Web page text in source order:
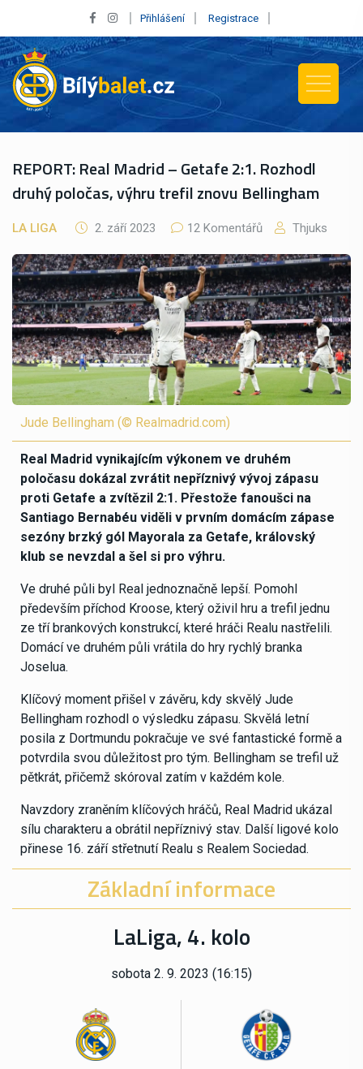
Přihlášení Registrace
REPORT: Real Madrid – Getafe 2:1. Rozhodl
druhý poločas, výhru trefil znovu Bellingham
LA LIGA 2. září 2023 12 Komentářů Thjuks
Jude Bellingham (© Realmadrid.com)
Real Madrid vynikajícím výkonem ve druhém
poločasu dokázal zvrátit nepříznivý vývoj zápasu
proti Getafe a zvítězil 2:1. Přestože fanoušci na
Santiago Bernabéu viděli v prvním domácím zápase
sezóny brzký gól Mayorala za Getafe, královský
klub se nevzdal a šel si pro výhru.
Ve druhé půli byl Real jednoznačně lepší. Pomohl
především příchod Kroose, který oživil hru a trefil jednu
ze tří brankových konstrukcí, které hráči Realu nastřelili.
Domácí ve druhém půli vrátila do hry rychlý branka
Joselua.
Klíčový moment přišel v závěru, kdy skvělý Jude
Bellingham rozhodl o výsledku zápasu. Skvělá letní
posila z Dortmundu pokračuje ve své fantastické formě a
potvrdila svou důležitost pro tým. Bellingham se trefil už
pětkrát, přičemž skóroval zatím v každém kole.
Navzdory zraněním klíčových hráčů, Real Madrid ukázal
sílu charakteru a obrátil nepříznivý stav. Další ligové kolo
přinese 16. září střetnutí Realu s Realem Sociedad.
Základní informace
LaLiga, 4. kolo
sobota 2. 9. 2023 (16:15)